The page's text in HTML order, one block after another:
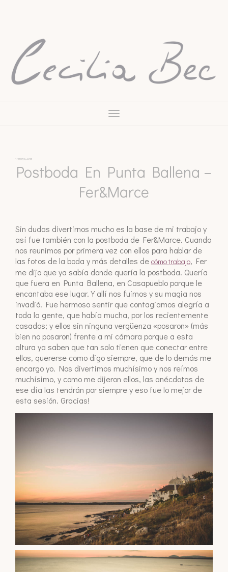
Toggle
navigation
17 mayo, 2018
Postboda En Punta Ballena –
Fer&Marce
Sin dudas divertirnos mucho es la base de mi trabajo y
así fue también con la postboda de Fer&Marce. Cuando
nos reunimos por primera vez con ellos para hablar de
las fotos de la boda y más detalles de cómo trabajo, Fer
me dijo que ya sabía donde quería la postboda. Quería
que fuera en Punta Ballena, en Casapueblo porque le
encantaba ese lugar. Y allí nos fuimos y su magia nos
invadió. Fue hermoso sentir que contagiamos alegría a
toda la gente, que había mucha, por los recientemente
casados; y ellos sin ninguna vergüenza «posaron» (más
bien no posaron) frente a mi cámara porque a esta
altura ya saben que tan solo tienen que conectar entre
ellos, quererse como digo siempre, que de lo demás me
encargo yo. Nos divertimos muchísimo y nos reímos
muchísimo, y como me dijeron ellos, las anécdotas de
ese día las tendrán por siempre y eso fue lo mejor de
esta sesión. Gracias!